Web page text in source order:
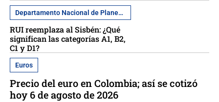
Departamento Nacional de Planeación
RUI reemplaza al Sisbén: ¿Qué
significan las categorías A1, B2,
C1 y D1?
Euros
Precio del euro en Colombia; así se cotizó
hoy 6 de agosto de 2026